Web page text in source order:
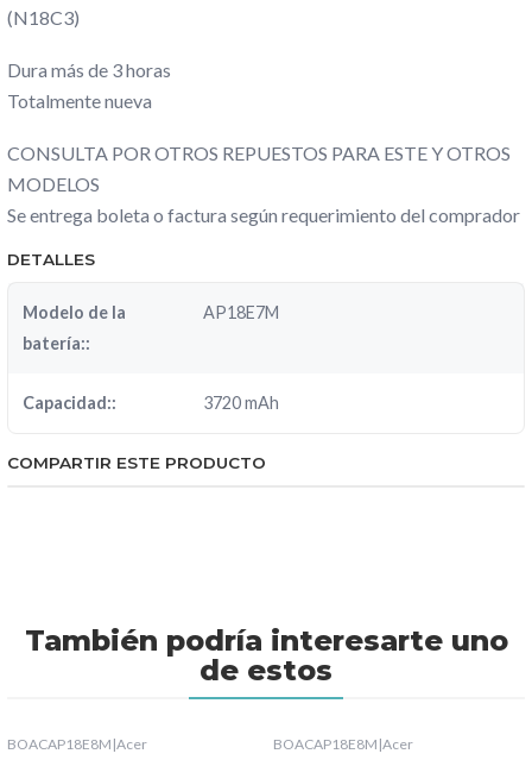
(N18C3)
Dura más de 3 horas
Totalmente nueva
CONSULTA POR OTROS REPUESTOS PARA ESTE Y OTROS
MODELOS
Se entrega boleta o factura según requerimiento del comprador
DETALLES
Modelo de la
batería::
AP18E7M
Capacidad:: 3720 mAh
COMPARTIR ESTE PRODUCTO
También podría interesarte uno
de estos
BOACAP18E8M |Acer BOACAP18E8M |Acer